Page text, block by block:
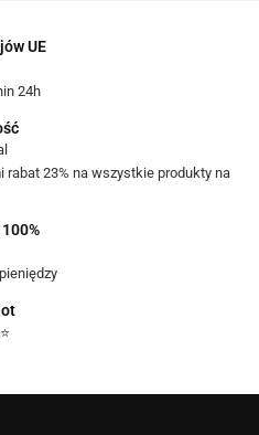
UE
24h
rabat 23% na wszystkie produkty na